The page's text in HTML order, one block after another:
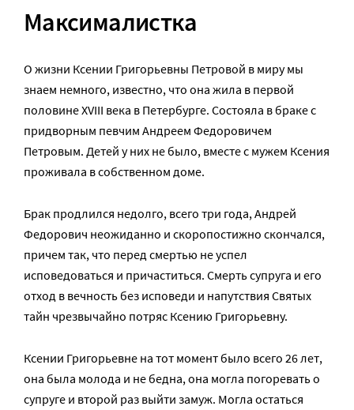
Максималистка
О жизни Ксении Григорьевны Петровой в миру мы
знаем немного, известно, что она жила в первой
половине XVIII века в Петербурге. Состояла в браке с
придворным певчим Андреем Федоровичем
Петровым. Детей у них не было, вместе с мужем Ксения
проживала в собственном доме.
Брак продлился недолго, всего три года, Андрей
Федорович неожиданно и скоропостижно скончался,
причем так, что перед смертью не успел
исповедоваться и причаститься. Смерть супруга и его
отход в вечность без исповеди и напутствия Святых
тайн чрезвычайно потряс Ксению Григорьевну.
Ксении Григорьевне на тот момент было всего 26 лет,
она была молода и не бедна, она могла погоревать о
супруге и второй раз выйти замуж. Могла остаться